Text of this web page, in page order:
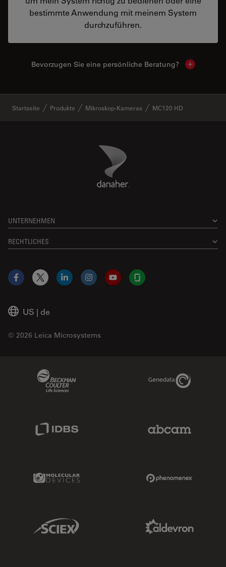
bestimmte Anwendung mit meinem System
durchzuführen.
Bevorzugen Sie eine persönliche Beratung? Show
Startseite Produkte Mikroskop-Kameras MC120 HD
Danaher Logo
UNTERNEHMEN
RECHTLICHES
US | de
© 2026 Leica Microsystems
Facebook
X LinkedInInstagramYouTubeGlassdoor
Genedata Link
Molecular Devices Link
Sciex Link